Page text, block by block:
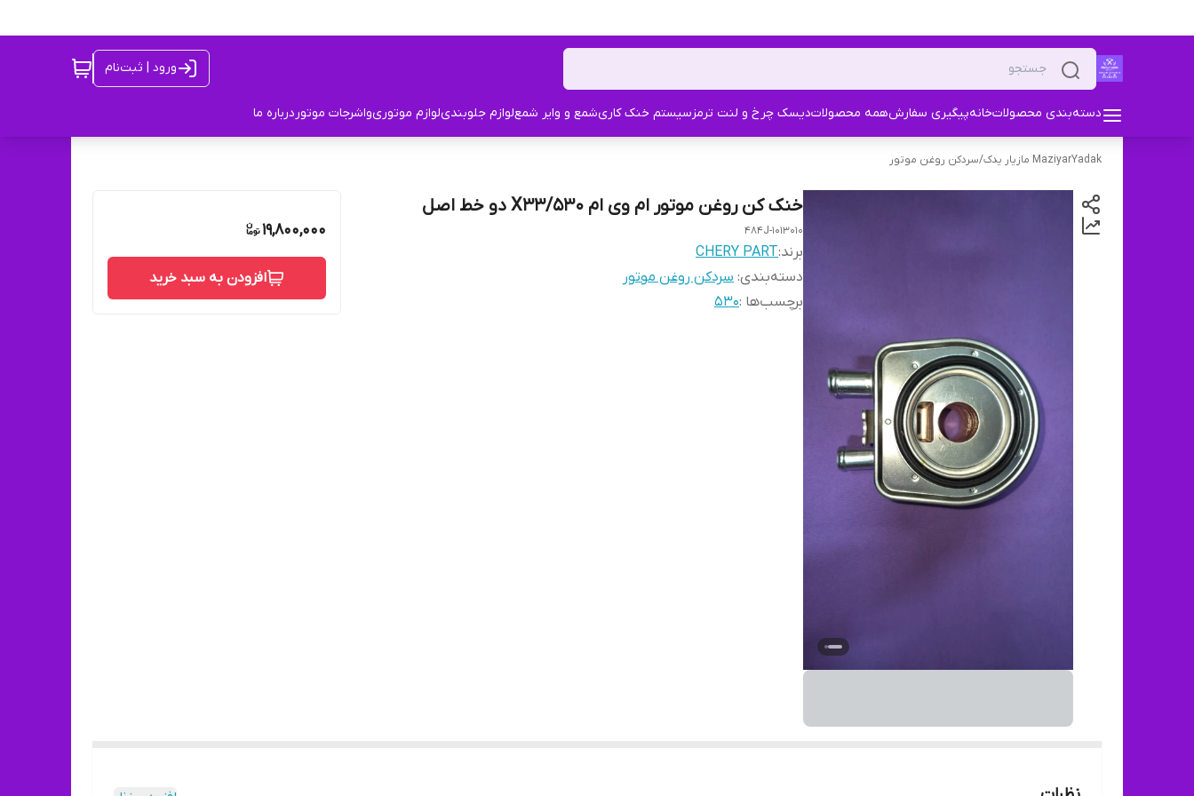
ورود | ثبت‌نام
دسته‌بندی محصولاتخانهپیگیری سفارشهمه محصولاتدیسک چرخ و لنت ترمزسیستم خنک کاریشمع و وایر شمعلوازم جلوبندیلوازم موتوریواشرجات موتوردرباره ما
MaziyarYadak مازیار یدک /سردکن روغن موتور
خنک کن روغن موتور ام وی ام X33/530 دو خط اصل
484J-1013010
برند:CHERY PART
دسته‌بندی: سردکن روغن موتور
برچسب‌ها :530
19,800,000
افزودن به سبد خرید